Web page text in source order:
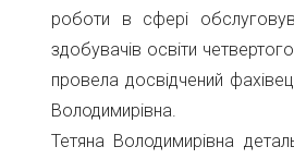
роботи в сфері
здобувачів освіти
провела досвідчений
Володимирівна.
Тетяна Володимирівна